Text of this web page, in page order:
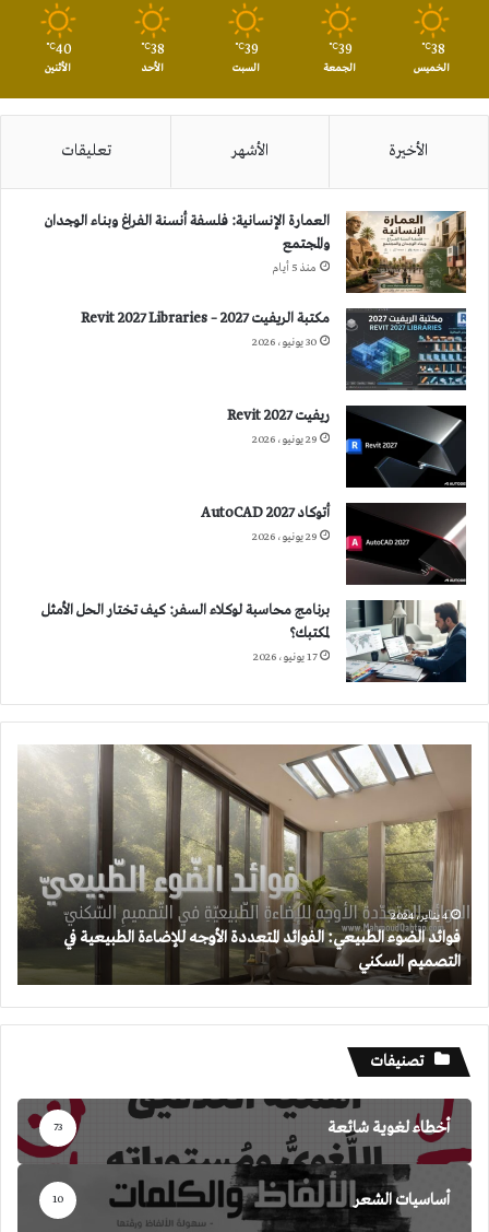
38
℃
الخميس
39
℃
الجمعة
39
℃
السبت
38
℃
الأحد
40
℃
الأثنين
الأخيرة الأشهر تعليقات
العمارة الإنسانية: فلسفة أنسنة الفراغ وبناء الوجدان
والمجتمع
منذ 5 أيام
مكتبة الريفيت 2027 – Revit 2027 Libraries
30 يونيو، 2026
ريفيت 2027 Revit
29 يونيو، 2026
أتوكاد 2027 AutoCAD
29 يونيو، 2026
برنامج محاسبة لوكلاء السفر: كيف تختار الحل الأمثل
لمكتبك؟
17 يونيو، 2026
الطبيعي:
المتعددة
الأوجه
للإضاءة
الطبيعية
التصميم
السكني
4 يناير، 2024
فوائد الضوء الطبيعي: الفوائد المتعددة الأوجه للإضاءة الطبيعية في
التصميم السكني
تصنيفات
أخطاء لغوية شائعة 73
أساسيات الشعر 10